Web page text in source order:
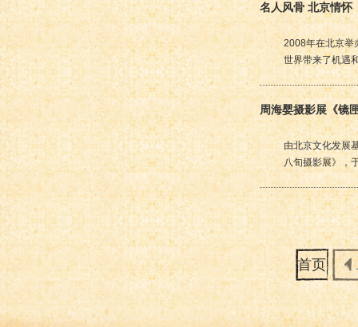
名人风骨 北京情怀
2008年在北京举
世界带来了机遇
周海婴摄影展《镜
由北京文化发展
八旬摄影展》，
首页